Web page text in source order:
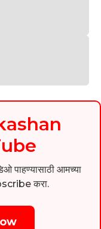
पाहण्यासाठी आमच्या
करा.